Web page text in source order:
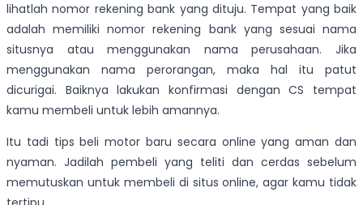
lihatlah nomor rekening bank yang dituju. Tempat yang baik
adalah memiliki nomor rekening bank yang sesuai nama
situsnya atau menggunakan nama perusahaan. Jika
menggunakan nama perorangan, maka hal itu patut
dicurigai. Baiknya lakukan konfirmasi dengan CS tempat
kamu membeli untuk lebih amannya.
Itu tadi tips beli motor baru secara online yang aman dan
nyaman. Jadilah pembeli yang teliti dan cerdas sebelum
memutuskan untuk membeli di situs online, agar kamu tidak